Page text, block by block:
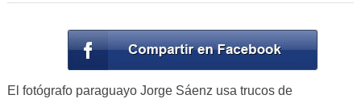
El fotógrafo paraguayo Jorge Sáenz usa trucos de